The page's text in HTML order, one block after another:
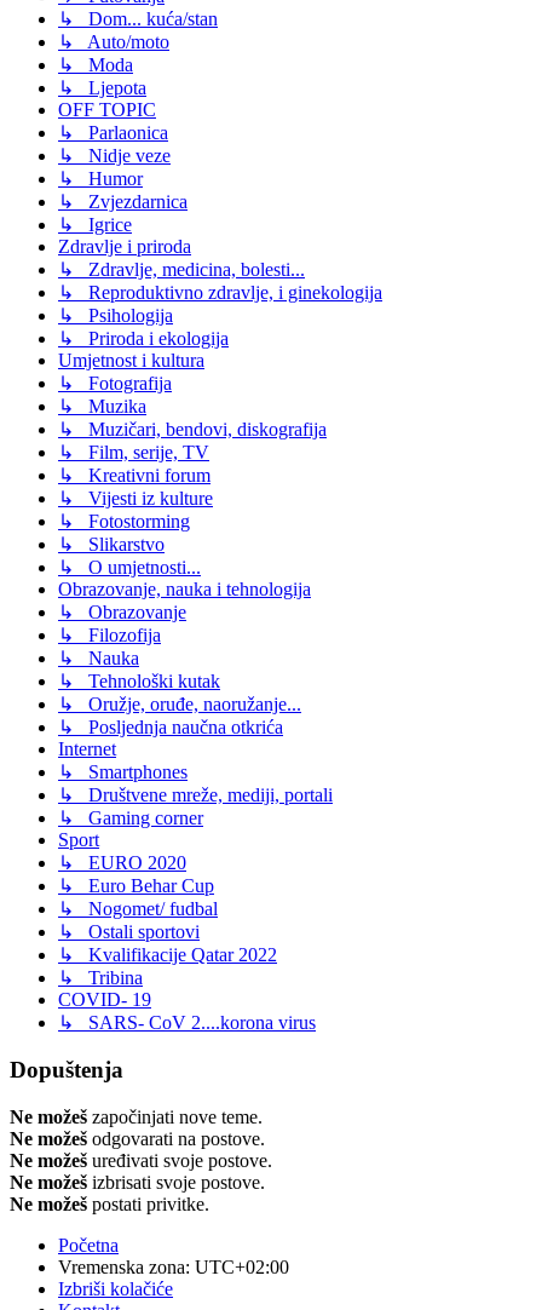
↳ Dom... kuća/stan
↳ Auto/moto
↳ Moda
↳ Ljepota
OFF TOPIC
↳ Parlaonica
↳ Nidje veze
↳ Humor
↳ Zvjezdarnica
↳ Igrice
Zdravlje i priroda
↳ Zdravlje, medicina, bolesti...
↳ Reproduktivno zdravlje, i ginekologija
↳ Psihologija
↳ Priroda i ekologija
Umjetnost i kultura
↳ Fotografija
↳ Muzika
↳ Muzičari, bendovi, diskografija
↳ Film, serije, TV
↳ Kreativni forum
↳ Vijesti iz kulture
↳ Fotostorming
↳ Slikarstvo
↳ O umjetnosti...
Obrazovanje, nauka i tehnologija
↳ Obrazovanje
↳ Filozofija
↳ Nauka
↳ Tehnološki kutak
↳ Oružje, oruđe, naoružanje...
↳ Posljednja naučna otkrića
Internet
↳ Smartphones
↳ Društvene mreže, mediji, portali
↳ Gaming corner
Sport
↳ EURO 2020
↳ Euro Behar Cup
↳ Nogomet/ fudbal
↳ Ostali sportovi
↳ Kvalifikacije Qatar 2022
↳ Tribina
COVID- 19
↳ SARS- CoV 2....korona virus
Dopuštenja
Ne možeš započinjati nove teme.
Ne možeš odgovarati na postove.
Ne možeš uređivati svoje postove.
Ne možeš izbrisati svoje postove.
Ne možeš postati privitke.
Početna
Vremenska zona: UTC+02:00
Izbriši kolačiće